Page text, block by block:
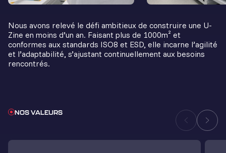
Nous avons relevé le défi ambitieux de construire une U-
Zine en moins d’un an. Faisant plus de 1000m² et
conformes aux standards ISO8 et ESD, elle incarne l’agilité
et l’adaptabilité, s’ajustant continuellement aux besoins
rencontrés.
NOS VALEURS